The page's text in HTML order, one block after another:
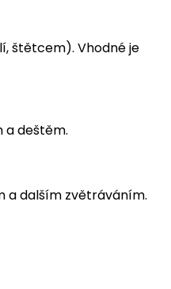
štětcem). Vhodné je
a deštěm.
a dalším zvětráváním.